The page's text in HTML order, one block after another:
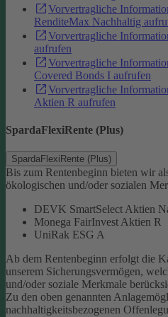
Vorvertragliche
RenditeMax Nachhaltig
Vorvertragliche
aufrufen
Vorvertragliche
Covered Bonds I aufrufen
Vorvertragliche
Aktien R aufrufen
SpardaFlexiRente (Plus)
SpardaFlexiRente (Plus)
Bis zum Rentenbeginn bieten wir
ökologischen und/oder sozialen
DEVK SmartSelect Aktien
Monega FairInvest Aktien R
UniRak ESG A
Ab dem Rentenbeginn erfolgt die
unserem Sicherungsvermögen,
und/oder soziale Merkmale
Zu den oben genannten
nachhaltigkeitsbezogenen